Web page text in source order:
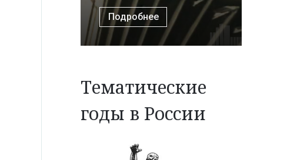
Подробнее
Тематические
годы в России